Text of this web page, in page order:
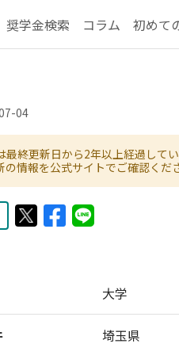
奨学金検索 コラム 初めて
04
最終更新日から2年以上経過して
の情報を公式サイトでご確認くだ
大学
埼玉県